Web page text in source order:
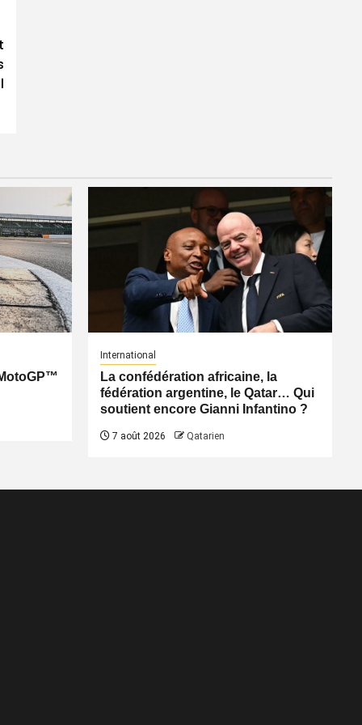
International
La confédération africaine, la
fédération argentine, le Qatar… Qui
soutient encore Gianni Infantino ?
7 août 2026 Qatarien